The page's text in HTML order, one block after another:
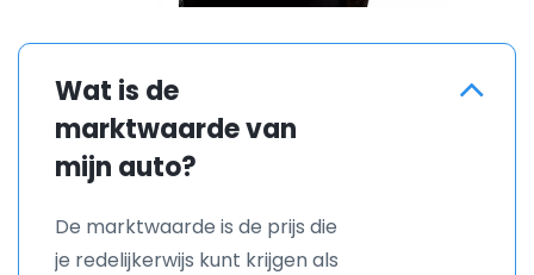
Wat is de
marktwaarde van
mijn auto?
De marktwaarde is de prijs die
je redelijkerwijs kunt krijgen als